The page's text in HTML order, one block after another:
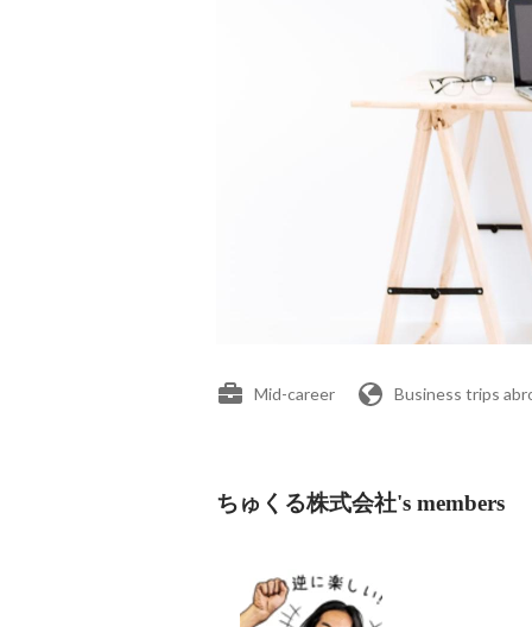
Mid-career Business trips
ちゅくる株式会社's members